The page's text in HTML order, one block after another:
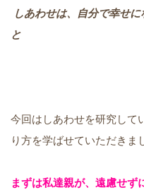
しあわせは、自分で幸せ
と
今回はしあわせを研究して
り方を学ばせていただきま
まずは私達親が、遠慮せず